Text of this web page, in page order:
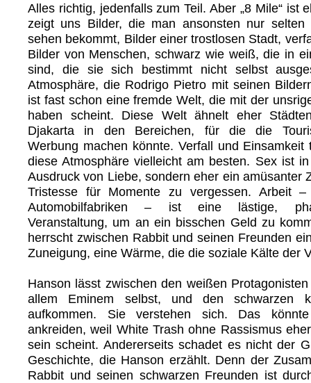
Alles richtig, jedenfalls zum Teil. Aber „8 Mile“ ist
zeigt uns Bilder, die man ansonsten nur
sehen bekommt, Bilder einer trostlosen Stadt,
Bilder von Menschen, schwarz wie weiß, die in
sind, die sie sich bestimmt nicht selbst
Atmosphäre, die Rodrigo Pietro mit seinen
ist fast schon eine fremde Welt, die mit der
haben scheint. Diese Welt ähnelt eher
Djakarta in den Bereichen, für die die
Werbung machen könnte. Verfall und Einsamkeit
diese Atmosphäre vielleicht am besten. Sex ist
Ausdruck von Liebe, sondern eher ein amüsanter
Tristesse für Momente zu vergessen. Arbeit
Automobilfabriken – ist eine lästige,
Veranstaltung, um an ein bisschen Geld zu
herrscht zwischen Rabbit und seinen Freunden
Zuneigung, eine Wärme, die die soziale Kälte der
Hanson lässt zwischen den weißen
allem Eminem selbst, und den schwarzen
aufkommen. Sie verstehen sich. Das
ankreiden, weil White Trash ohne Rassismus
sein scheint. Andererseits schadet es nicht der
Geschichte, die Hanson erzählt. Denn der
Rabbit und seinen schwarzen Freunden ist